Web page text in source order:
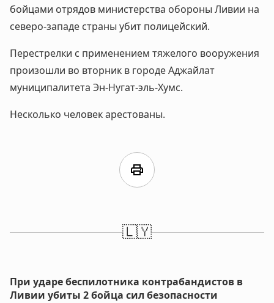
бойцами отрядов министерства обороны Ливии на
северо-западе страны убит полицейский.
Перестрелки с применением тяжелого вооружения
произошли во вторник в городе Аджайлат
муниципалитета Эн-Нугат-эль-Хумс.
Несколько человек арестованы.
print
🇱🇾
При ударе беспилотника контрабандистов в
Ливии убиты 2 бойца сил безопасности